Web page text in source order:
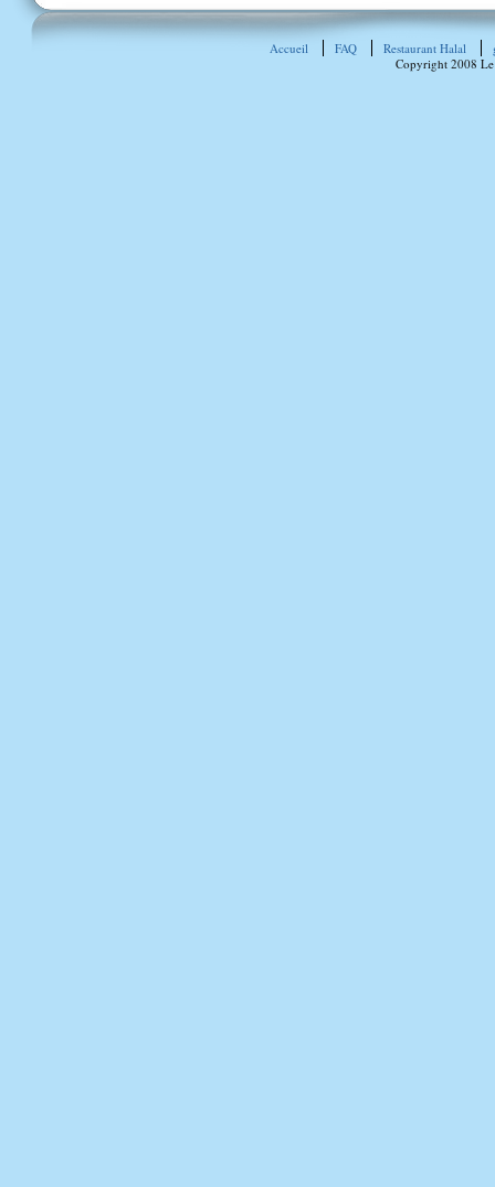
Accueil FAQ Restaurant Halal
Copyright 2008